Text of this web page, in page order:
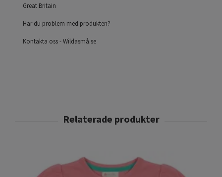
Great Britain
Har du problem med produkten?
Kontakta oss - Wildasmå.se